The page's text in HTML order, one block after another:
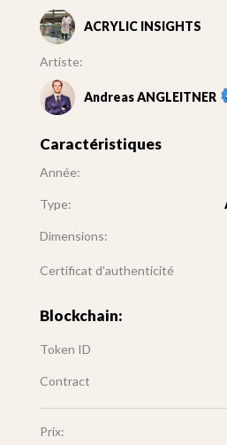
ACRYLIC INSIGHTS
Artiste:
Andreas ANGLEITNER
Caractéristiques
Année:
Type:
Dimensions:
Certificat d'authenticité
Blockchain:
Token ID
Contract
Prix: